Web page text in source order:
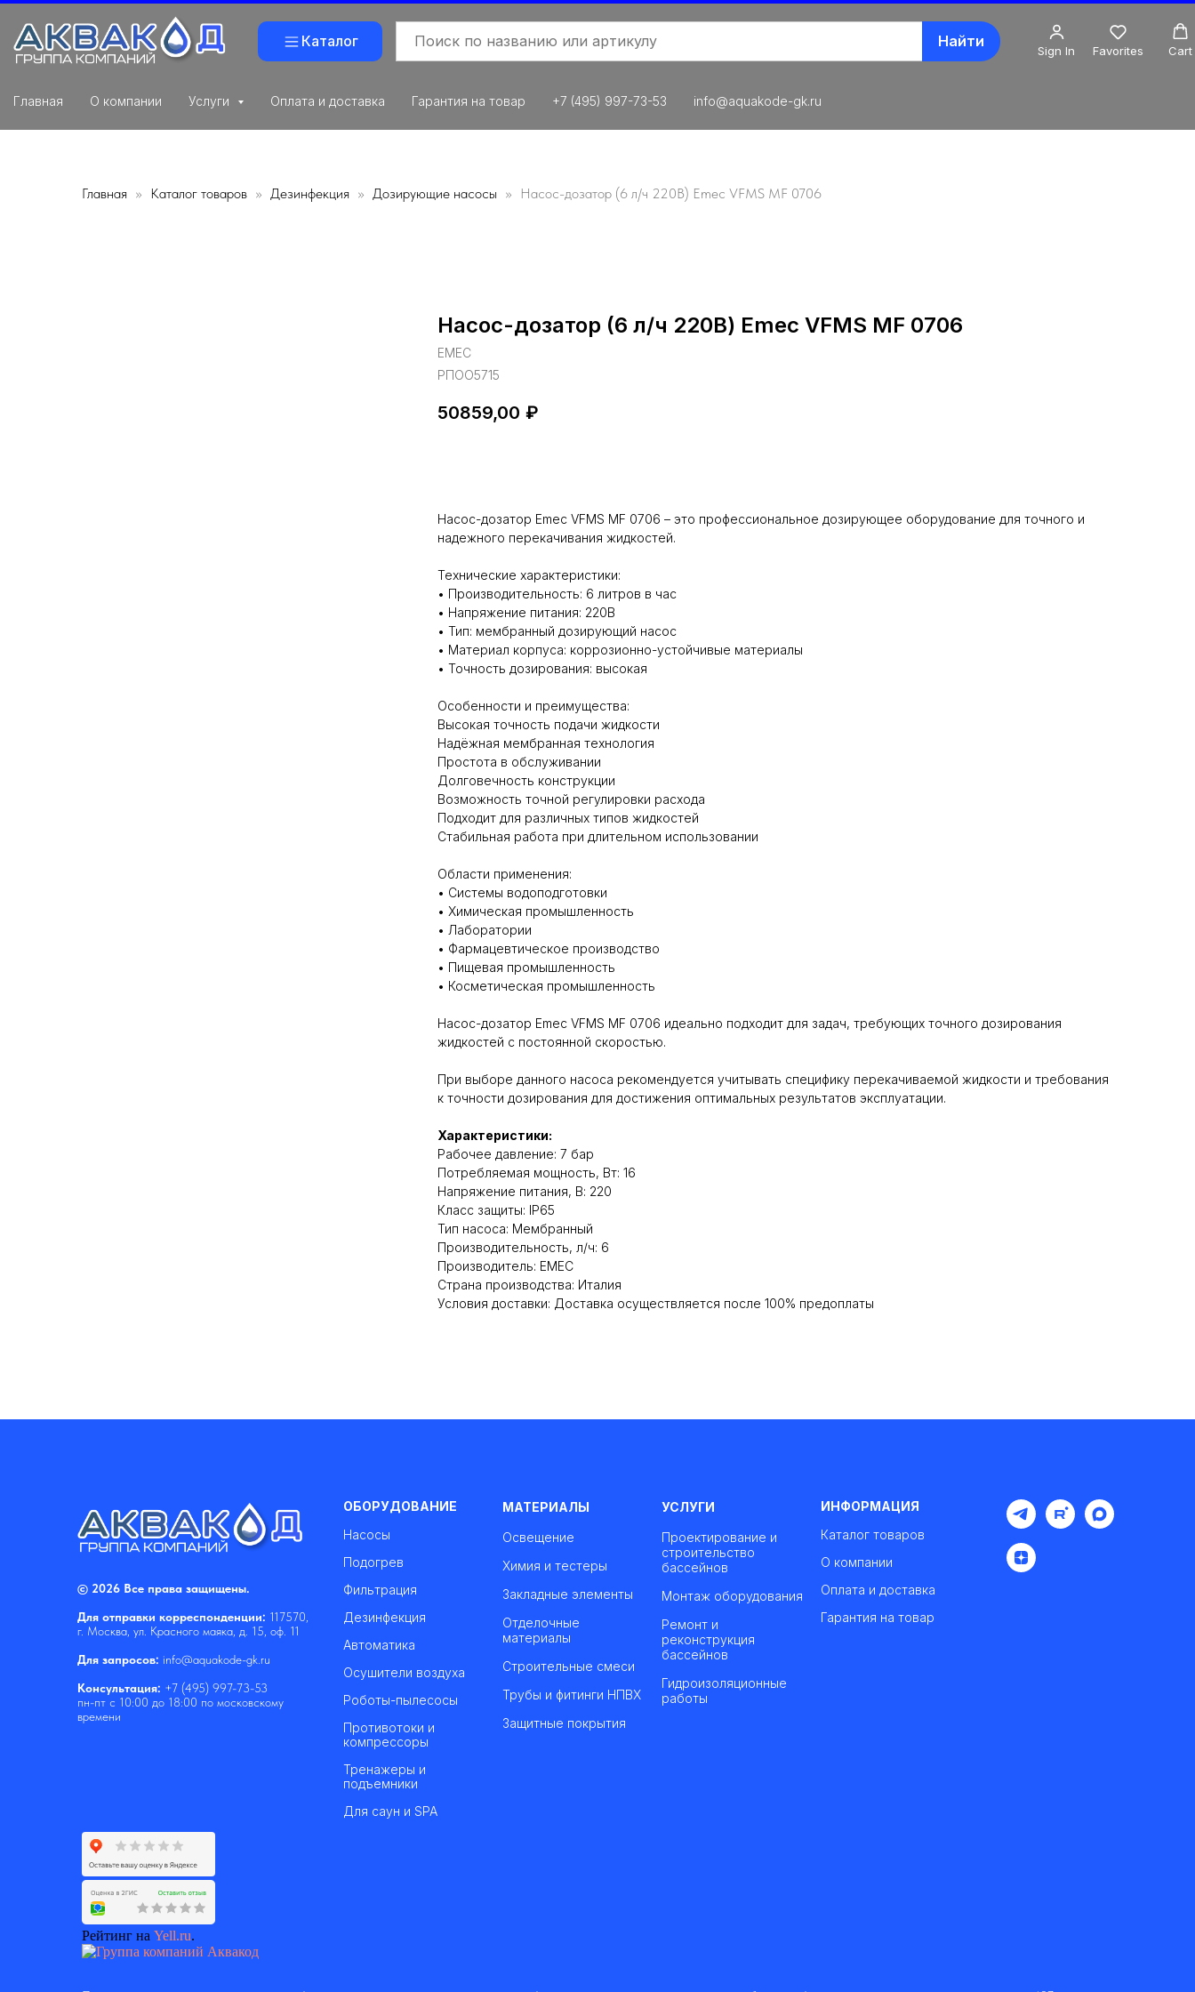
Каталог Найти
Sign In Favorites Cart
Главная О компании Услуги Оплата и доставка Гарантия на товар +7 (495) 997-73-53 info@aquakode-gk.ru
Главная Каталог товаров Дезинфекция Дозирующие насосы Насос-дозатор (6 л/ч 220В) Emec VFMS MF 0706
Насос-дозатор (6 л/ч 220В) Emec VFMS MF 0706
EMEC
РПОО5715
50859,00 ₽
Насос-дозатор Emec VFMS MF 0706 – это профессиональное дозирующее оборудование для точного и
надежного перекачивания жидкостей.
Технические характеристики:
• Производительность: 6 литров в час
• Напряжение питания: 220В
• Тип: мембранный дозирующий насос
• Материал корпуса: коррозионно-устойчивые материалы
• Точность дозирования: высокая
Особенности и преимущества:
Высокая точность подачи жидкости
Надёжная мембранная технология
Простота в обслуживании
Долговечность конструкции
Возможность точной регулировки расхода
Подходит для различных типов жидкостей
Стабильная работа при длительном использовании
Области применения:
• Системы водоподготовки
• Химическая промышленность
• Лаборатории
• Фармацевтическое производство
• Пищевая промышленность
• Косметическая промышленность
Насос-дозатор Emec VFMS MF 0706 идеально подходит для задач, требующих точного дозирования
жидкостей с постоянной скоростью.
При выборе данного насоса рекомендуется учитывать специфику перекачиваемой жидкости и требования
к точности дозирования для достижения оптимальных результатов эксплуатации.
Характеристики:
Рабочее давление: 7 бар
Потребляемая мощность, Вт: 16
Напряжение питания, В: 220
Класс защиты: IP65
Тип насоса: Мембранный
Производительность, л/ч: 6
Производитель: EMEC
Cтрана производства: Италия
Условия доставки: Доставка осуществляется после 100% предоплаты
© 2026 Все права защищены.
Для отправки корреспонденции: 117570,
г. Москва, ул. Красного маяка, д. 15, оф. 11
Для запросов: info@aquakode-gk.ru
Консультация: +7 (495) 997-73-53
пн-пт с 10:00 до 18:00 по московскому
времени
ОБОРУДОВАНИЕ
Насосы
Подогрев
Фильтрация
Дезинфекция
Автоматика
Осушители воздуха
Роботы-пылесосы
Противотоки и
компрессоры
Тренажеры и
подъемники
Для саун и SPA
МАТЕРИАЛЫ
Освещение
Химия и тестеры
Закладные элементы
Отделочные
материалы
Строительные смеси
Трубы и фитинги НПВХ
Защитные покрытия
УСЛУГИ
Проектирование и
строительство
бассейнов
Монтаж оборудования
Ремонт и
реконструкция
бассейнов
Гидроизоляционные
работы
ИНФОРМАЦИЯ
Каталог товаров
О компании
Оплата и доставка
Гарантия на товар
Рейтинг на Yell.ru.